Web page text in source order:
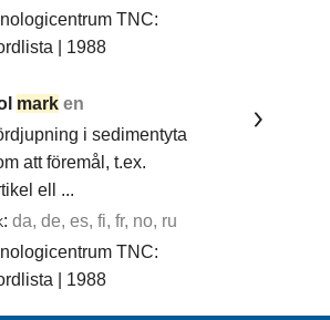
TNC:
| 1988
mark en
i sedimentyta
att föremål, t.ex.
ell ...
da, de, es, fi, fr, no, ru
TNC:
| 1988